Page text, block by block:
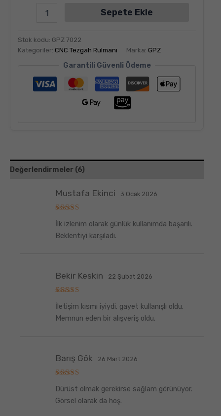
Sepete Ekle
Stok kodu: GPZ 7022
Kategoriler: CNC Tezgah Rulmanı Marka: GPZ
Garantili Güvenli Ödeme
Değerlendirmeler (6)
üzerinden
5 oy aldı
Mustafa Ekinci 3 Ocak 2026
İlk izlenim olarak günlük kullanımda başarılı.
Beklentiyi karşıladı.
üzerinden
5oy aldı
Bekir Keskin 22 Şubat 2026
İletişim kısmı iyiydi. gayet kullanışlı oldu.
Memnun eden bir alışveriş oldu.
üzerinden
5 oy aldı
Barış Gök 26 Mart 2026
Dürüst olmak gerekirse sağlam görünüyor.
Görsel olarak da hoş.